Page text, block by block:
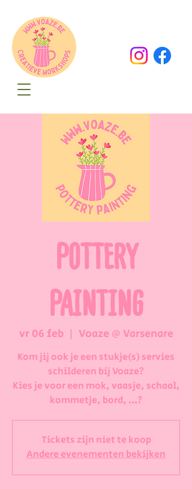
POTTERY
PAINTING
vr 06 feb
  |
Voaze @ Varsenare
Kom jij ook je een stukje(s) servies
schilderen bij Voaze?
Kies je voor een mok, vaasje, schaal,
kommetje, bord, ...?
Tickets zijn niet te koop
Andere evenementen bekijken